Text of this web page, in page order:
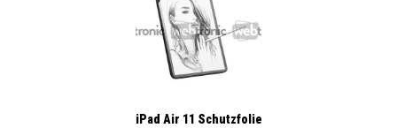
iPad Air 11 Schutzfolie